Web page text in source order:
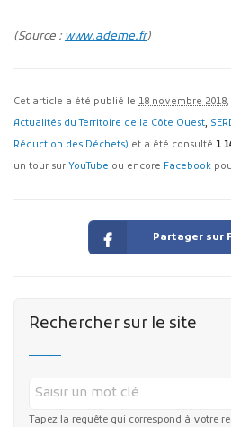
(Source : www.ademe.fr)
Cet article a été publié le 18 novembre 2018,
Actualités du Territoire de la Côte Ouest,
Réduction des Déchets) et a été consulté 1
un tour sur YouTube ou encore Facebook
Partager sur
Rechercher sur le site
Tapez la requête qui correspond à votre